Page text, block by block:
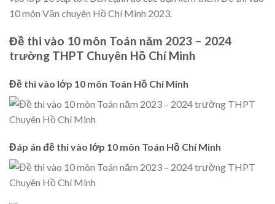
10 môn Văn chuyên Hồ Chí Minh 2023.
Đề thi vào 10 môn Toán năm 2023 – 2024
trường THPT Chuyên Hồ Chí Minh
Đề thi vào lớp 10 môn Toán Hồ Chí Minh
Đáp án đề thi vào lớp 10 môn Toán Hồ Chí Minh